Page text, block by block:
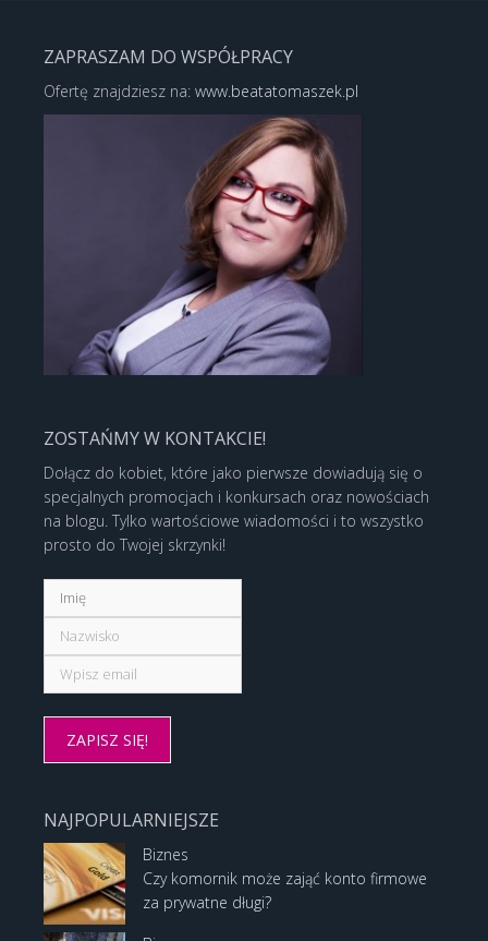
ZAPRASZAM DO WSPÓŁPRACY
Ofertę znajdziesz na: www.beatatomaszek.pl
ZOSTAŃMY W KONTAKCIE!
Dołącz do kobiet, które jako pierwsze dowiadują się o
specjalnych promocjach i konkursach oraz nowościach
na blogu. Tylko wartościowe wiadomości i to wszystko
prosto do Twojej skrzynki!
NAJPOPULARNIEJSZE
Biznes
Czy komornik może zająć konto firmowe
za prywatne długi?